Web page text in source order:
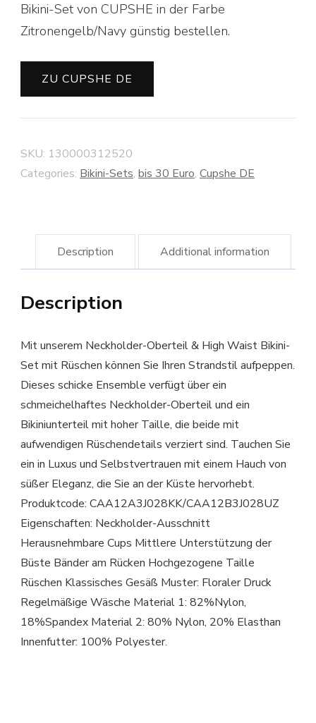
Bikini-Set von CUPSHE in der Farbe
Zitronengelb/Navy günstig bestellen.
ZU CUPSHE DE
SKU: 130000312520
Categories: Bikini-Sets, bis 30 Euro, Cupshe DE
Description Additional information
Description
Mit unserem Neckholder-Oberteil & High Waist Bikini-
Set mit Rüschen können Sie Ihren Strandstil aufpeppen.
Dieses schicke Ensemble verfügt über ein
schmeichelhaftes Neckholder-Oberteil und ein
Bikiniunterteil mit hoher Taille, die beide mit
aufwendigen Rüschendetails verziert sind. Tauchen Sie
ein in Luxus und Selbstvertrauen mit einem Hauch von
süßer Eleganz, die Sie an der Küste hervorhebt.
Produktcode: CAA12A3J028KK/CAA12B3J028UZ
Eigenschaften: Neckholder-Ausschnitt
Herausnehmbare Cups Mittlere Unterstützung der
Büste Bänder am Rücken Hochgezogene Taille
Rüschen Klassisches Gesäß Muster: Floraler Druck
Regelmäßige Wäsche Material 1: 82%Nylon,
18%Spandex Material 2: 80% Nylon, 20% Elasthan
Innenfutter: 100% Polyester.